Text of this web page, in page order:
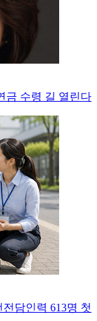
금 수령 길 열린다
담인력 613명 첫